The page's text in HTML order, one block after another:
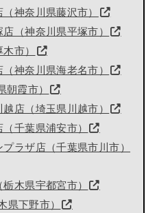
神奈川県藤沢市）
（神奈川県平塚市）
市）
神奈川県海老名市）
霞市）
店（埼玉県川越市）
千葉県浦安市）
ラザ店（千葉県市川市）
木県宇都宮市）
県下野市）